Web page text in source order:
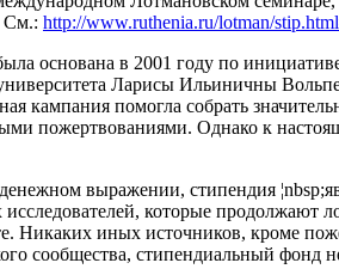
См.: http://www.ruthenia.ru/lotman/
основана в 2001 году по
Ларисы Ильиничны
кампания помогла собрать
пожертвованиями. Однако к
выражении, стипендия
которые продолжают
Никаких иных источников, кроме
сообщества, стипендиальный фонд